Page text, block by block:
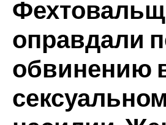
ITALIA
MONDO
POLITICA
оправдали
обвинению
сексуальном